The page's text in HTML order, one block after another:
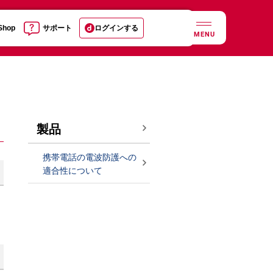
サポート ログインする
MENU
製品
携帯電話の電波防護への
適合性について